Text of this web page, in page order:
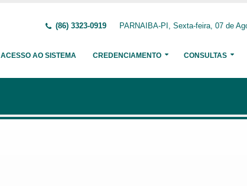
(86) 3323-0919 PARNAIBA-PI, Sexta-feira, 07 de
ACESSO AO SISTEMA CREDENCIAMENTO CONSULTAS